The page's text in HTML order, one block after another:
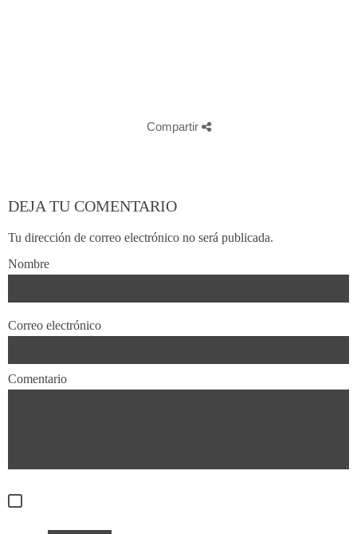
Compartir
DEJA TU COMENTARIO
Tu dirección de correo electrónico no será publicada.
Nombre
Correo electrónico
Comentario